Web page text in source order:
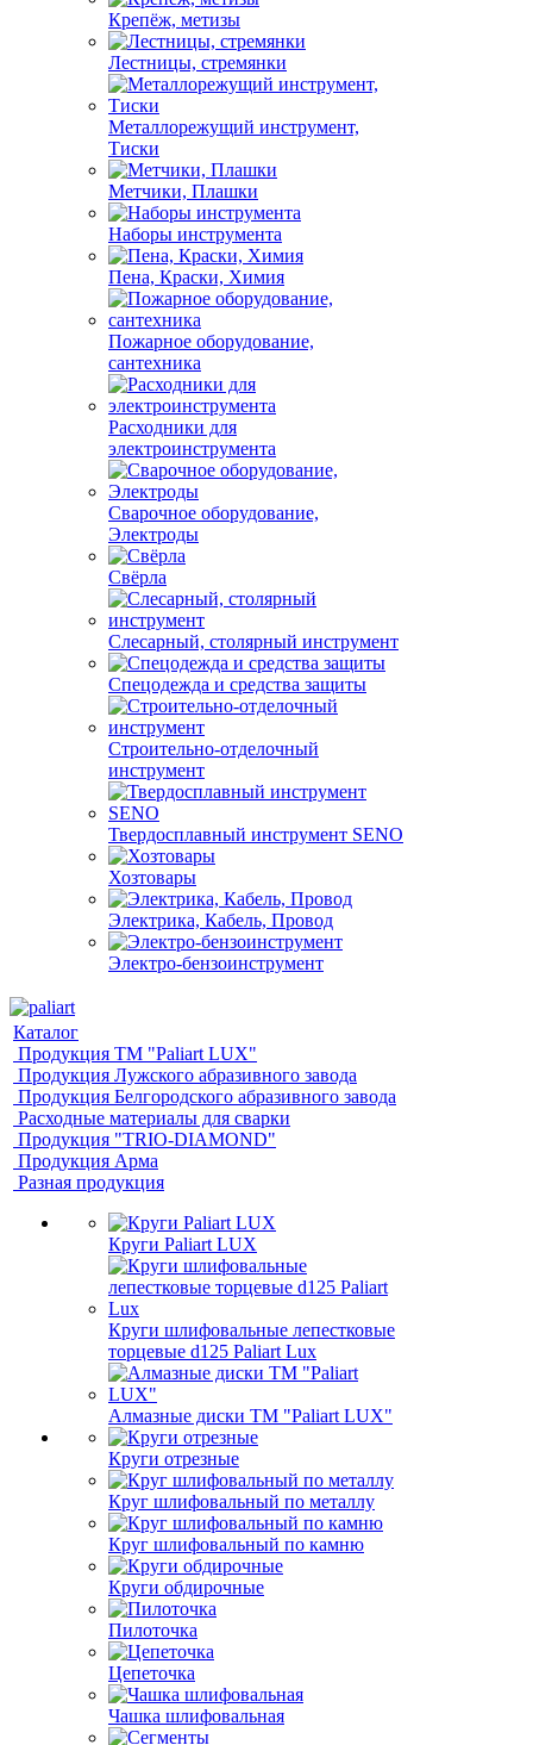
Крепёж, метизы
Лестницы, стремянки
Металлорежущий инструмент,
Тиски
Метчики, Плашки
Наборы инструмента
Пена, Краски, Химия
Пожарное оборудование,
сантехника
Расходники для
электроинструмента
Сварочное оборудование,
Электроды
Свёрла
Слесарный, столярный инструмент
Спецодежда и средства защиты
Строительно-отделочный
инструмент
Твердосплавный инструмент SENO
Хозтовары
Электрика, Кабель, Провод
Электро-бензоинструмент
Каталог
Продукция ТМ "Paliart LUX"
Продукция Лужского абразивного завода
Продукция Белгородского абразивного завода
Расходные материалы для сварки
Продукция "TRIO-DIAMOND"
Продукция Арма
Разная продукция
Круги Paliart LUX
Круги шлифовальные лепестковые
торцевые d125 Paliart Lux
Алмазные диски ТМ "Paliart LUX"
Круги отрезные
Круг шлифовальный по металлу
Круг шлифовальный по камню
Круги обдирочные
Пилоточка
Цепеточка
Чашка шлифовальная